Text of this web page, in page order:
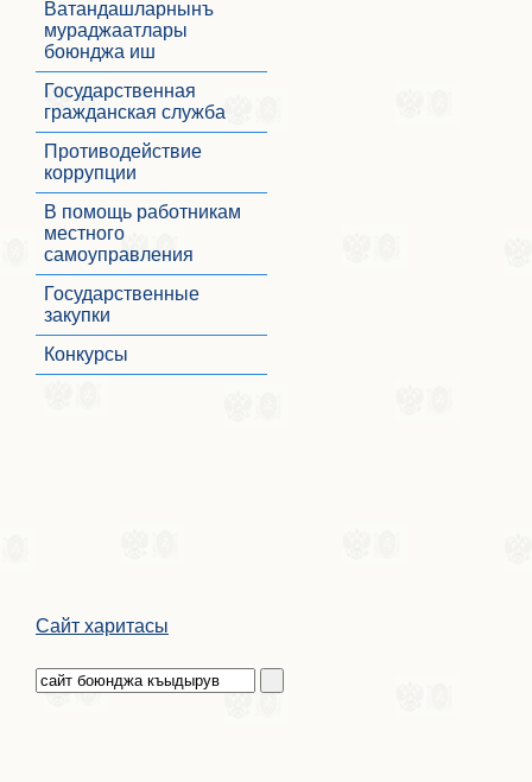
Ватандашларнынъ
мураджаатлары
боюнджа иш
Государственная
гражданская служба
Противодействие
коррупции
В помощь работникам
местного
самоуправления
Государственные
закупки
Конкурсы
Сайт харитасы